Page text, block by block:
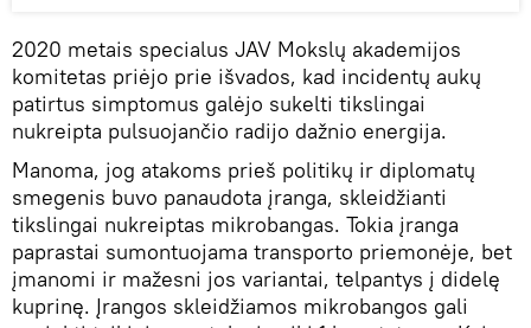
2020 metais specialus JAV Mokslų akademijos
komitetas priėjo prie išvados, kad incidentų aukų
patirtus simptomus galėjo sukelti tikslingai
nukreipta pulsuojančio radijo dažnio energija.
Manoma, jog atakoms prieš politikų ir diplomatų
smegenis buvo panaudota įranga, skleidžianti
tikslingai nukreiptas mikrobangas. Tokia įranga
paprastai sumontuojama transporto priemonėje, bet
įmanomi ir mažesni jos variantai, telpantys į didelę
kuprinę. Įrangos skleidžiamos mikrobangos gali